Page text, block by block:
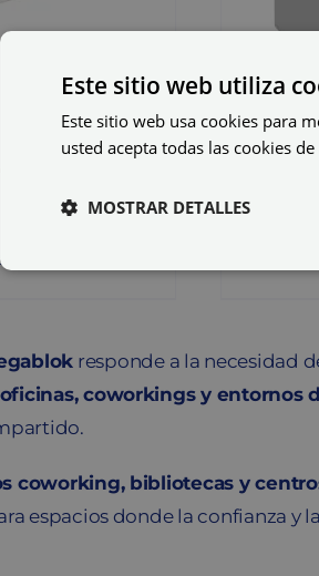
responde a la necesidad
oficinas, coworkings y entornos
coworking, bibliotecas y
espacios donde la confianza y
Este sitio web utiliza
Este sitio web usa cookies para
usted acepta todas las cookies
MOSTRAR DETALLES